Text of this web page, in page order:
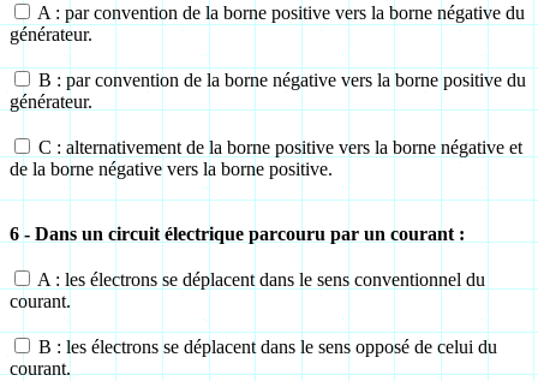
A : par convention de la borne positive vers la borne négative du
générateur.
B : par convention de la borne négative vers la borne positive du
générateur.
C : alternativement de la borne positive vers la borne négative et
de la borne négative vers la borne positive.
6 - Dans un circuit électrique parcouru par un courant :
A : les électrons se déplacent dans le sens conventionnel du
courant.
B : les électrons se déplacent dans le sens opposé de celui du
courant.